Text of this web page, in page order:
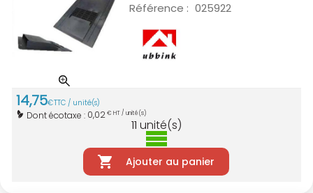
Référence : 025922
14,75€TTC / unité(s)
Dont écotaxe : 0,02€ HT / unité(s)
11 unité(s)
Ajouter au panier